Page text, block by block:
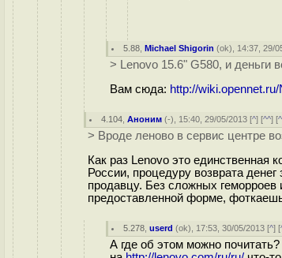
5.88 ,Michael Shigorin (ok), 14:37, 29/
> Lenovo 15.6" G580, и деньги
Вам сюда: http://
4.104 ,Аноним (-), 15:40, 29/05/2013 [^] [^^] [
> Вроде леново в сервис центре
Как раз Lenovo это единственная
России, процедуру возврата
продавцу. Без сложных
предоставленной форме,
5.278 ,userd (ok), 17:53, 30/05/2013 [^] [
А где об этом можно почитать?